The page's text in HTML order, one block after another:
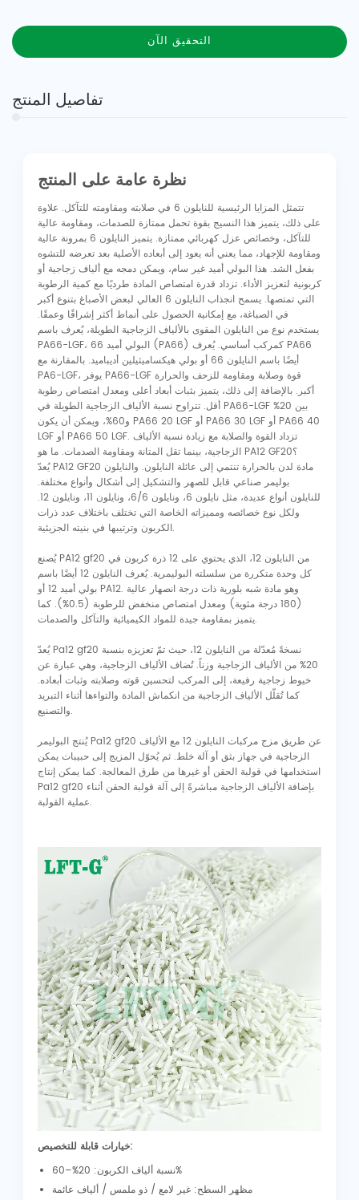
التحقيق الآن
تفاصيل المنتج
نظرة عامة على المنتج
تتمثل المزايا الرئيسية للنايلون 6 في صلابته ومقاومته للتآكل. علاوة
على ذلك، يتميز هذا النسيج بقوة تحمل ممتازة للصدمات، ومقاومة عالية
للتآكل، وخصائص عزل كهربائي ممتازة. يتميز النايلون 6 بمرونة عالية
ومقاومة للإجهاد، مما يعني أنه يعود إلى أبعاده الأصلية بعد تعرضه للتشوه
بفعل الشد. هذا البولي أميد غير سام، ويمكن دمجه مع ألياف زجاجية أو
كربونية لتعزيز الأداء. تزداد قدرة امتصاص المادة طرديًا مع كمية الرطوبة
التي تمتصها. يسمح انجذاب النايلون 6 العالي لبعض الأصباغ بتنوع أكبر
في الصباغة، مع إمكانية الحصول على أنماط أكثر إشراقًا وعمقًا.
يستخدم نوع من النايلون المقوى بالألياف الزجاجية الطويلة، يُعرف باسم
PA66-LGF، البولي أميد 66 (PA66) كمركب أساسي. يُعرف PA66
أيضًا باسم النايلون 66 أو بولي هيكساميثيلين أديباميد. بالمقارنة مع
PA6-LGF، يوفر PA66-LGF قوة وصلابة ومقاومة للزحف والحرارة
أكبر. بالإضافة إلى ذلك، يتميز بثبات أبعاد أعلى ومعدل امتصاص رطوبة
أقل. تتراوح نسبة الألياف الزجاجية الطويلة في PA66-LGF بين 20%
و60%، ويمكن أن يكون PA66 20 LGF أو PA66 30 LGF أو PA66 40
LGF أو PA66 50 LGF. تزداد القوة والصلابة مع زيادة نسبة الألياف
الزجاجية، بينما تقل المتانة ومقاومة الصدمات. ما هو PA12 GF20؟
يُعدّ PA12 GF20 مادة لدن بالحرارة تنتمي إلى عائلة النايلون. والنايلون
بوليمر صناعي قابل للصهر والتشكيل إلى أشكال وأنواع مختلفة.
للنايلون أنواع عديدة، مثل نايلون 6، ونايلون 6/6، ونايلون 11، ونايلون 12.
ولكل نوع خصائصه ومميزاته الخاصة التي تختلف باختلاف عدد ذرات
الكربون وترتيبها في بنيته الجزيئية.
يُصنع PA12 gf20 من النايلون 12، الذي يحتوي على 12 ذرة كربون في
كل وحدة متكررة من سلسلته البوليمرية. يُعرف النايلون 12 أيضًا باسم
بولي أميد 12 أو PA12. وهو مادة شبه بلورية ذات درجة انصهار عالية
(180 درجة مئوية) ومعدل امتصاص منخفض للرطوبة (0.5%). كما
يتميز بمقاومة جيدة للمواد الكيميائية والتآكل والصدمات.
يُعدّ Pa12 gf20 نسخةً مُعدّلة من النايلون 12، حيث تمّ تعزيزه بنسبة
20% من الألياف الزجاجية وزناً. تُضاف الألياف الزجاجية، وهي عبارة عن
خيوط زجاجية رفيعة، إلى المركب لتحسين قوته وصلابته وثبات أبعاده.
كما تُقلّل الألياف الزجاجية من انكماش المادة والتواءها أثناء التبريد
والتصنيع.
يُنتج البوليمر Pa12 gf20 عن طريق مزج مركبات النايلون 12 مع الألياف
الزجاجية في جهاز بثق أو آلة خلط. ثم يُحوّل المزيج إلى حبيبات يمكن
استخدامها في قولبة الحقن أو غيرها من طرق المعالجة. كما يمكن إنتاج
Pa12 gf20 بإضافة الألياف الزجاجية مباشرةً إلى آلة قولبة الحقن أثناء
عملية القولبة.
خيارات قابلة للتخصيص:
نسبة ألياف الكربون: 20%–60%
مظهر السطح: غير لامع / ذو ملمس / ألياف عائمة